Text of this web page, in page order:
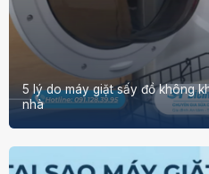
5 lý do máy giặt sấy đồ không
nhà